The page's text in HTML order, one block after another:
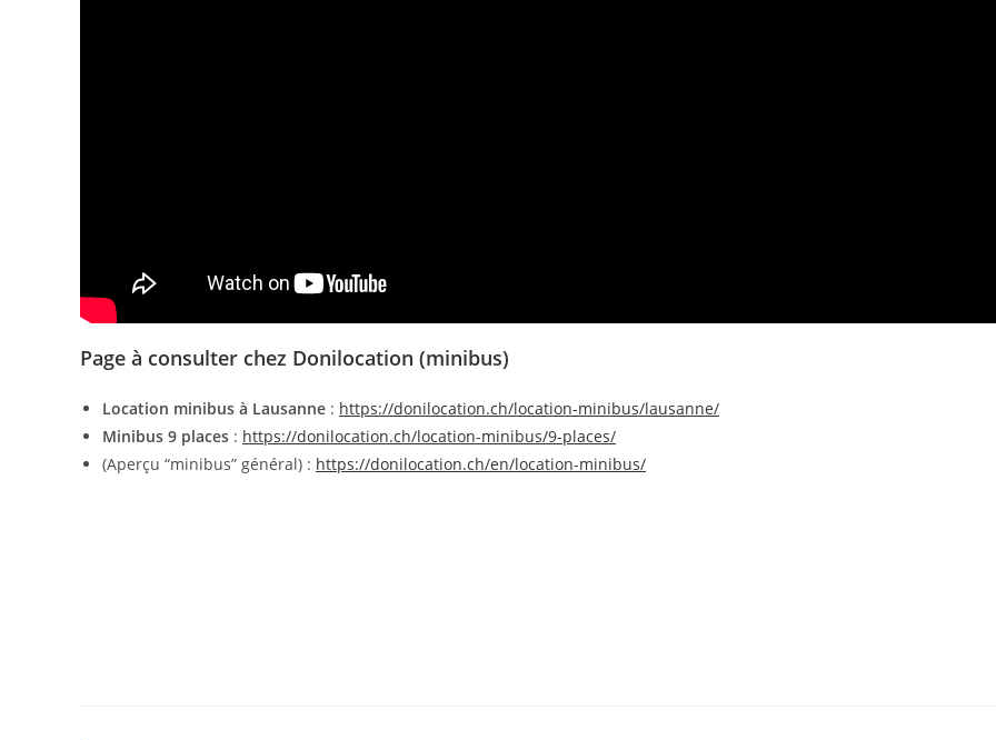
Page à consulter chez Donilocation (minibus)
Location minibus à Lausanne : https://donilocation.ch/location-minibus/lausanne/
Minibus 9 places : https://donilocation.ch/location-minibus/9-places/
(Aperçu “minibus” général) : https://donilocation.ch/en/location-minibus/